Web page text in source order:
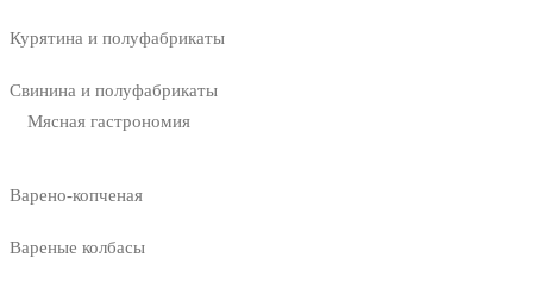
Курятина и полуфабрикаты
Свинина и полуфабрикаты
Мясная гастрономия
Варено-копченая
Вареные колбасы